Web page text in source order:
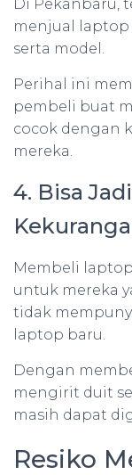
Di Pekanbaru,
menjual laptop
serta model.
Perihal ini
pembeli buat
cocok dengan
mereka.
4. Bisa
Membeli
untuk mereka
tidak
laptop baru.
Dengan
mengirit duit
masih dapat
Resiko